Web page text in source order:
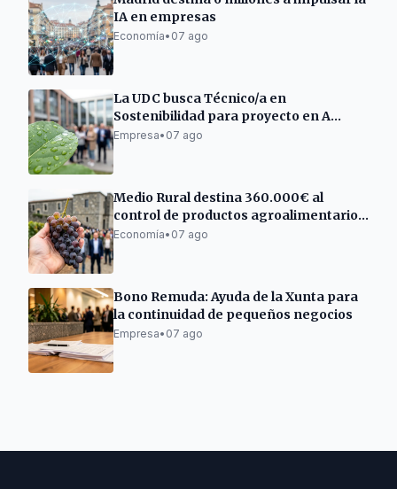
IA en empresas
Economía• 07 ago
La UDC busca Técnico/a en
Sostenibilidad para proyecto en A
Mariña Lucense
Empresa• 07 ago
Medio Rural destina 360.000€ al
control de productos agroalimentarios
gallegos
Economía• 07 ago
Bono Remuda: Ayuda de la Xunta para
la continuidad de pequeños negocios
Empresa• 07 ago